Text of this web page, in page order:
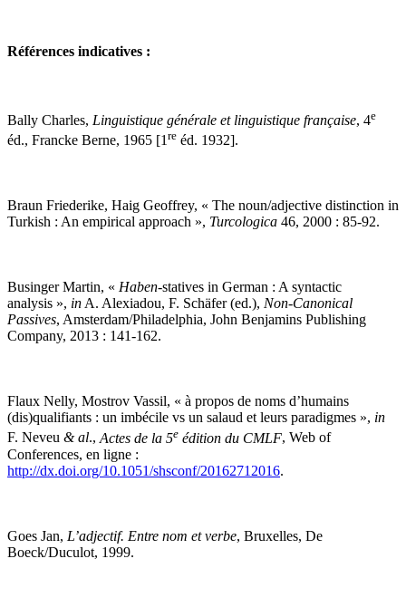
Références indicatives :
Bally Charles, Linguistique générale et linguistique française, 4e
éd., Francke Berne, 1965 [1 re éd. 1932].
Braun Friederike, Haig Geoffrey, « The noun/adjective distinction in
Turkish : An empirical approach », Turcologica 46, 2000 : 85-92.
Businger Martin, « Haben-statives in German : A syntactic
analysis », in A. Alexiadou, F. Schäfer (ed.), Non-Canonical
Passives, Amsterdam/Philadelphia, John Benjamins Publishing
Company, 2013 : 141-162.
Flaux Nelly, Mostrov Vassil, « à propos de noms d’humains
(dis)qualifiants : un imbécile vs un salaud et leurs paradigmes », in
F. Neveu & al., Actes de la 5e édition du CMLF, Web of
Conferences, en ligne :
http://dx.doi.org/10.1051/shsconf/20162712016.
Goes Jan, L’adjectif. Entre nom et verbe, Bruxelles, De
Boeck/Duculot, 1999.